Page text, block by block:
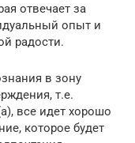
отвечает за
опыт и
радости.
в зону
т.е.
все идет хорошо
которое будет